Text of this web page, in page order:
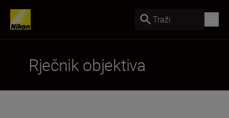
Traži
Rječnik objektiva